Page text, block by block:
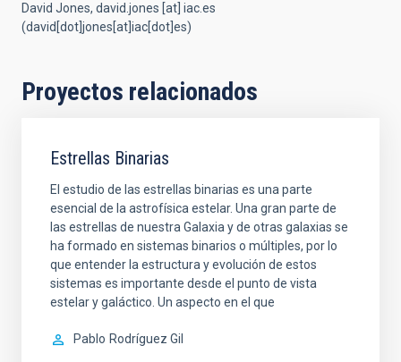
David Jones, david.jones [at] iac.es
(david[dot]jones[at]iac[dot]es)
Proyectos relacionados
Estrellas Binarias
El estudio de las estrellas binarias es una parte
esencial de la astrofísica estelar. Una gran parte de
las estrellas de nuestra Galaxia y de otras galaxias se
ha formado en sistemas binarios o múltiples, por lo
que entender la estructura y evolución de estos
sistemas es importante desde el punto de vista
estelar y galáctico. Un aspecto en el que
Pablo Rodríguez Gil